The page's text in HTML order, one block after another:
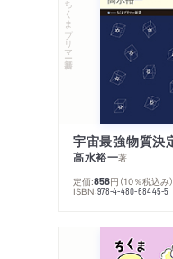
ちくまプリマー新書
宇宙最強物質決
高水裕一著
定価:858円 （10％税込み）
ISBN:978-4-480-68445-5